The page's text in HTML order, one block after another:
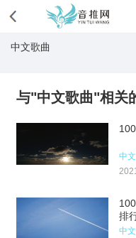
中文歌曲
与"中文歌曲"相关
中
排
中